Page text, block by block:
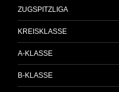
ZUGSPITZLIGA
KREISKLASSE
A-KLASSE
B-KLASSE